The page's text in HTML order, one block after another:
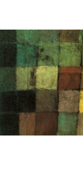
naar
de
hoofdinhoud